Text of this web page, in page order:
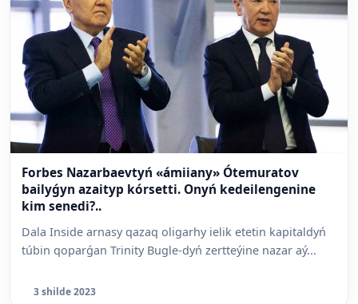
Forbes Nazarbaevtyń «ámiiany» Ótemuratov
bailyǵyn azaityp kórsetti. Onyń kedeilengenine
kim senedi?..
Dala Inside arnasy qazaq oligarhy ielik etetin kapitaldyń
túbin qoparǵan Trinity Bugle-dyń zertteýine nazar aý...
3 shilde 2023